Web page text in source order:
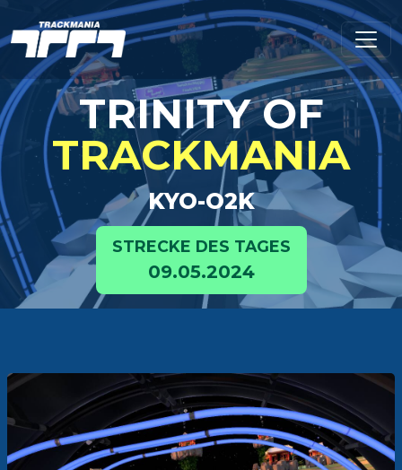
TRINITY OF
TRACKMANIA
KYO-O2K
STRECKE DES TAGES
09.05.2024